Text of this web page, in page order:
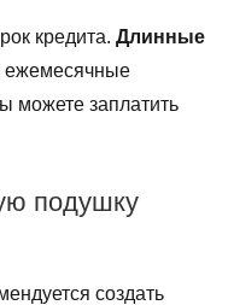
кредита. Длинные
ежемесячные
можете заплатить
подушку
создать